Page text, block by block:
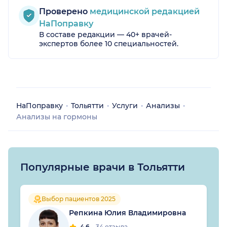
Проверено медицинской редакцией
НаПоправку
В составе редакции — 40+ врачей-
экспертов более 10 специальностей.
НаПоправку Тольятти Услуги
Анализы
Анализы на гормоны
Популярные врачи в Тольятти
Выбор пациентов 2025
Репкина Юлия Владимировна